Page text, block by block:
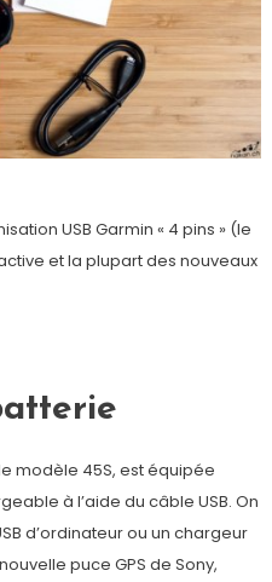
USB Garmin « 4 pins » (le
et la plupart des nouveaux
modèle 45S, est équipée
à l’aide du câble USB. On
d’ordinateur ou un chargeur
puce GPS de Sony,